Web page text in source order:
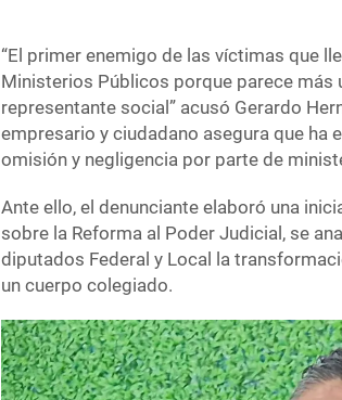
“El primer enemigo de las víctimas que
Ministerios Públicos porque parece más
representante social” acusó Gerardo
empresario y ciudadano asegura que ha
omisión y negligencia por parte de
Ante ello, el denunciante elaboró una
sobre la Reforma al Poder Judicial, se
diputados Federal y Local la
un cuerpo colegiado.